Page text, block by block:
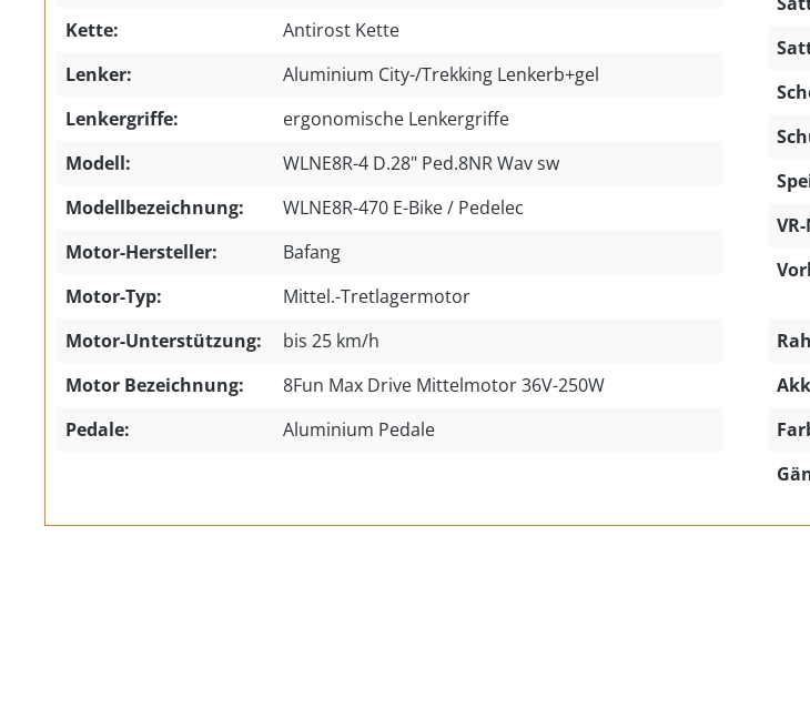
Kette:
Antirost Kette
Lenker:
Aluminium City-/Trekking Lenkerb+gel
Lenkergriffe:
ergonomische Lenkergriffe
Modell:
WLNE8R-4 D.28" Ped.8NR Wav sw
Modellbezeichnung:
WLNE8R-470 E-Bike / Pedelec
Motor-Hersteller:
Bafang
Motor-Typ:
Mittel.-Tretlagermotor
Motor-Unterstützung:
bis 25 km/h
Motor Bezeichnung:
8Fun Max Drive Mittelmotor 36V-250W
Pedale:
Aluminium Pedale